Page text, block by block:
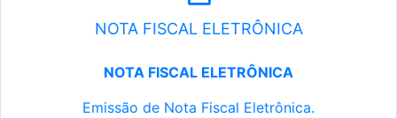
NOTA FISCAL ELETRÔNICA
NOTA FISCAL ELETRÔNICA
Emissão de Nota Fiscal Eletrônica.